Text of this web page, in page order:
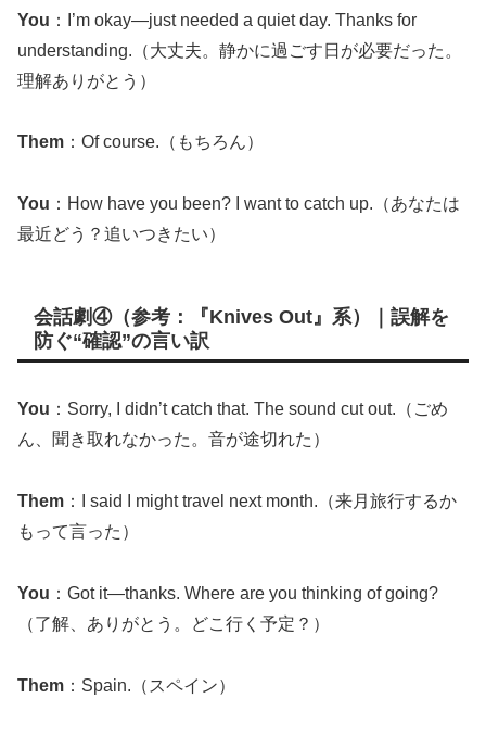
You ：I’m okay—just needed a quiet day. Thanks for
understanding.（大丈夫。静かに過ごす日が必要だった。
理解ありがとう）
Them ：Of course.（もちろん）
You ：How have you been? I want to catch up.（あなたは
最近どう？追いつきたい）
会話劇④（参考：『Knives Out』系）｜誤解を
防ぐ“確認”の言い訳
You ：Sorry, I didn’t catch that. The sound cut out.（ごめ
ん、聞き取れなかった。音が途切れた）
Them ：I said I might travel next month.（来月旅行するか
もって言った）
You ：Got it—thanks. Where are you thinking of going?
（了解、ありがとう。どこ行く予定？）
Them ：Spain.（スペイン）